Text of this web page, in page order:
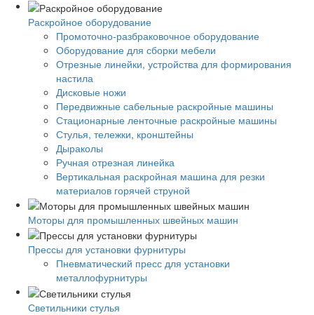
Раскройное оборудование
Промоточно-разбраковочное оборудование
Оборудование для сборки мебели
Отрезные линейки, устройства для формирования
настила
Дисковые ножи
Передвижные сабельные раскройные машины
Стационарные ленточные раскройные машины
Стулья, тележки, кронштейны
Дыраколы
Ручная отрезная линейка
Вертикальная раскройная машина для резки
материалов горячей струной
Моторы для промышленных швейных машин
Прессы для установки фурнитуры
Пневматический пресс для установки
металлофурнитуры
Светильники стулья